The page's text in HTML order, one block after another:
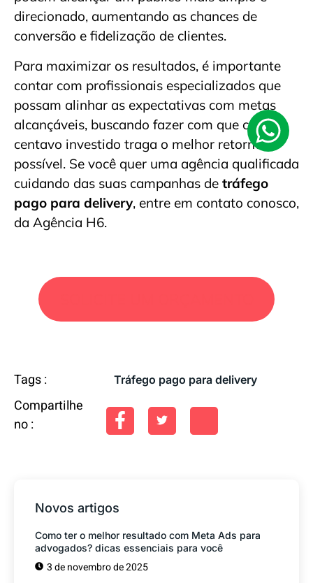
direcionado, aumentando as chances de
conversão e fidelização de clientes.
Para maximizar os resultados, é importante
contar com profissionais especializados que
possam alinhar as expectativas com metas
alcançáveis, buscando fazer com que cada
centavo investido traga o melhor retorno
possível. Se você quer uma agência qualificada
cuidando das suas campanhas de tráfego
pago para delivery, entre em contato conosco,
da Agência H6.
Tags : Tráfego pago para delivery
Compartilhe
no :
Novos artigos
Como ter o melhor resultado com Meta Ads para
advogados? dicas essenciais para você
3 de novembro de 2025